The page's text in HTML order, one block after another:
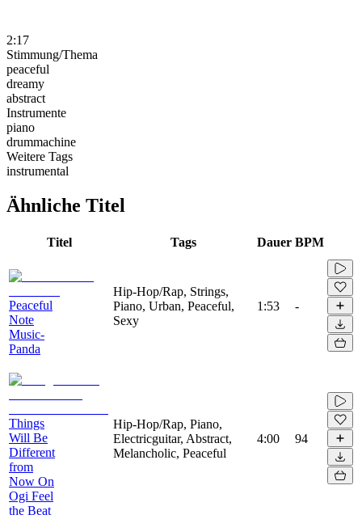
2:17
Stimmung/Thema
peaceful
dreamy
abstract
Instrumente
piano
drummachine
Weitere Tags
instrumental
Ähnliche Titel
Titel Tags Dauer BPM
Peaceful
Note
Music-
Panda
Hip-Hop/Rap, Strings,
Piano, Urban, Peaceful,
Sexy
1:53 -
Things
Will Be
Different
from
Now On
Ogi Feel
the Beat
Hip-Hop/Rap, Piano,
Electricguitar, Abstract,
Melancholic, Peaceful
4:00 94